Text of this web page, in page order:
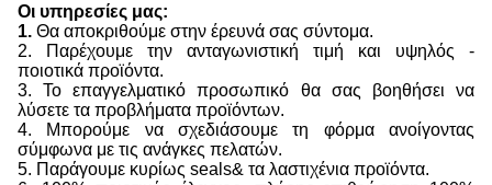
Οι υπηρεσίες μας:
1. Θα αποκριθούμε στην έρευνά σας σύντομα.
2. Παρέχουμε την ανταγωνιστική τιμή και υψηλός -
ποιοτικά προϊόντα.
3. Το επαγγελματικό προσωπικό θα σας βοηθήσει να
λύσετε τα προβλήματα προϊόντων.
4. Μπορούμε να σχεδιάσουμε τη φόρμα ανοίγοντας
σύμφωνα με τις ανάγκες πελατών.
5. Παράγουμε κυρίως seals& τα λαστιχένια προϊόντα.